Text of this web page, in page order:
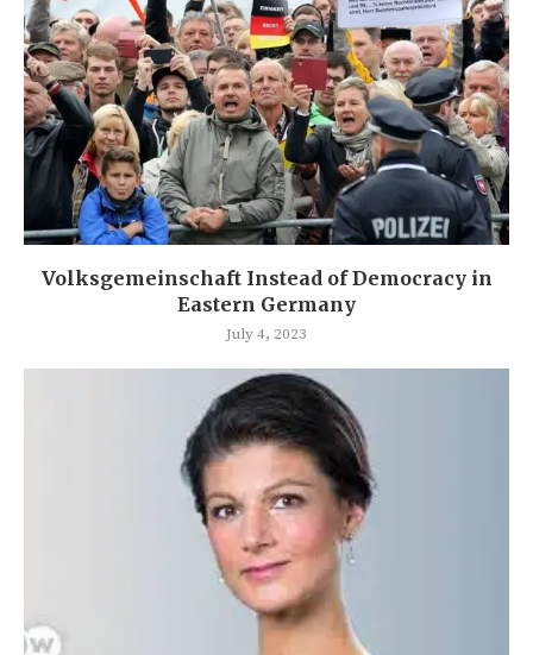
Volksgemeinschaft Instead of Democracy in
Eastern Germany
July 4, 2023